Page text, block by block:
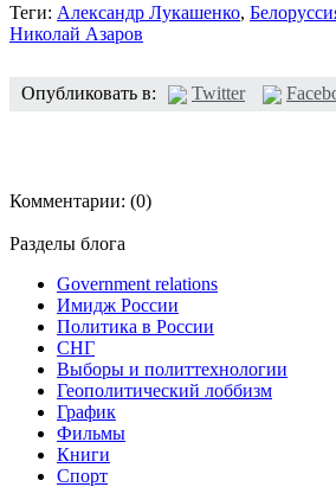
Теги: Александр Лукашенко,
Николай Азаров
Опубликовать в: Twitter
Комментарии: (0)
Разделы блога
Government relations
Имидж России
Политика в России
СНГ
Выборы и политтехнологии
Геополитический лоббизм
График
Фильмы
Книги
Спорт